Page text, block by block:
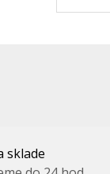
sklade